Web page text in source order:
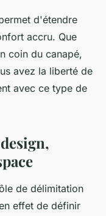
d'étendre
accru. Que
coin du canapé,
avez la liberté de
avec ce type de
de délimitation
effet de définir